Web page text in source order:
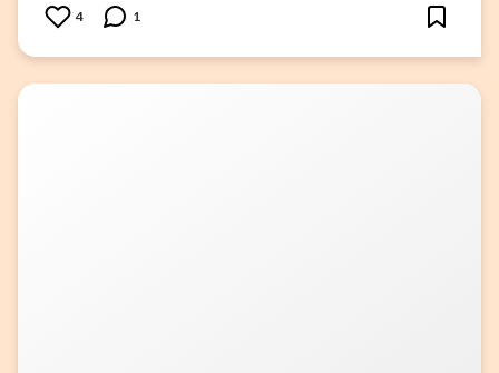
4 1